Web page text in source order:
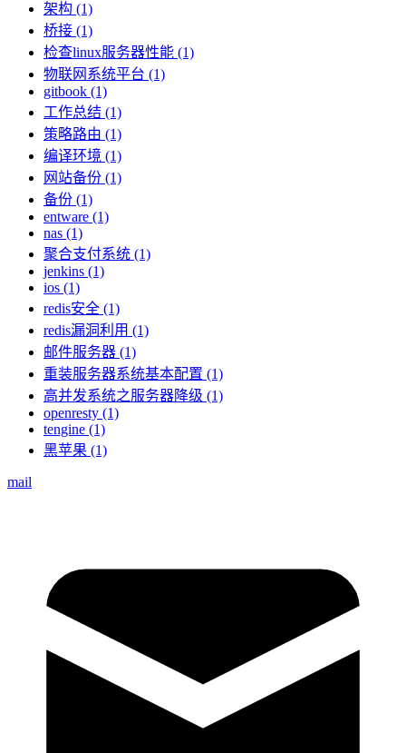
架构 (1)
桥接 (1)
检查linux服务器性能 (1)
物联网系统平台 (1)
gitbook (1)
工作总结 (1)
策略路由 (1)
编译环境 (1)
网站备份 (1)
备份 (1)
entware (1)
nas (1)
聚合支付系统 (1)
jenkins (1)
ios (1)
redis安全 (1)
redis漏洞利用 (1)
邮件服务器 (1)
重装服务器系统基本配置 (1)
高并发系统之服务器降级 (1)
openresty (1)
tengine (1)
黑苹果 (1)
mail